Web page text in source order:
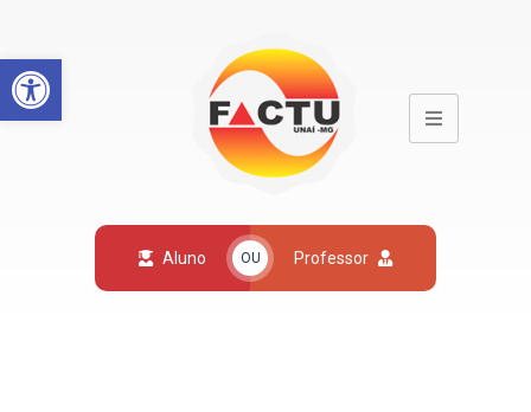
Open toolbar
Aluno OU Professor